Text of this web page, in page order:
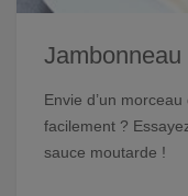
Envie d’un
facilement ?
sauce moutarde !